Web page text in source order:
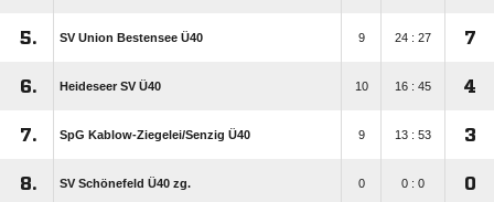
5. SV Union Bestensee Ü40 9 24 : 27 7
6. Heideseer SV Ü40 10 16 : 45 4
7. SpG Kablow-Ziegelei/​Senzig Ü40 9 13 : 53 3
8. SV Schönefeld Ü40 zg. 0 0 : 0 0